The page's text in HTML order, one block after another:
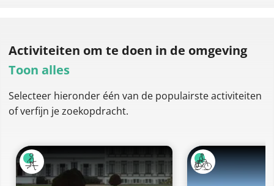
Activiteiten om te doen in de omgeving
Toon alles
Selecteer hieronder één van de populairste activiteiten
of verfijn je zoekopdracht.